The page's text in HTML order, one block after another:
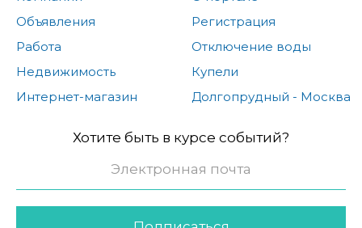
Объявления
Работа
Недвижимость
Интернет-магазин
Регистрация
Отключение воды
Купели
Долгопрудный - Москва
Хотите быть в курсе событий?